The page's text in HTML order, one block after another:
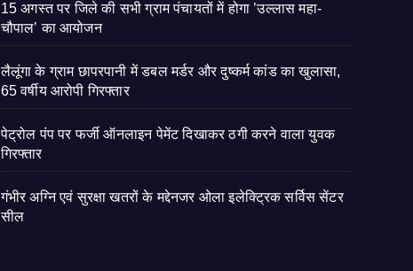
15 अगस्त पर जिले की सभी ग्राम पंचायतों में होगा ’उल्लास महा-
चौपाल’ का आयोजन
लैलूंगा के ग्राम छापरपानी में डबल मर्डर और दुष्कर्म कांड का खुलासा,
65 वर्षीय आरोपी गिरफ्तार
पेट्रोल पंप पर फर्जी ऑनलाइन पेमेंट दिखाकर ठगी करने वाला युवक
गिरफ्तार
गंभीर अग्नि एवं सुरक्षा खतरों के मद्देनजर ओला इलेक्ट्रिक सर्विस सेंटर
सील